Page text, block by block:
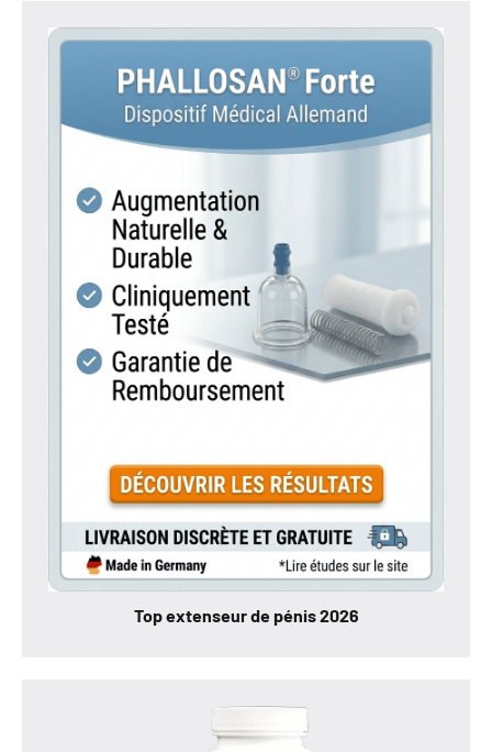
Top extenseur de pénis 2026